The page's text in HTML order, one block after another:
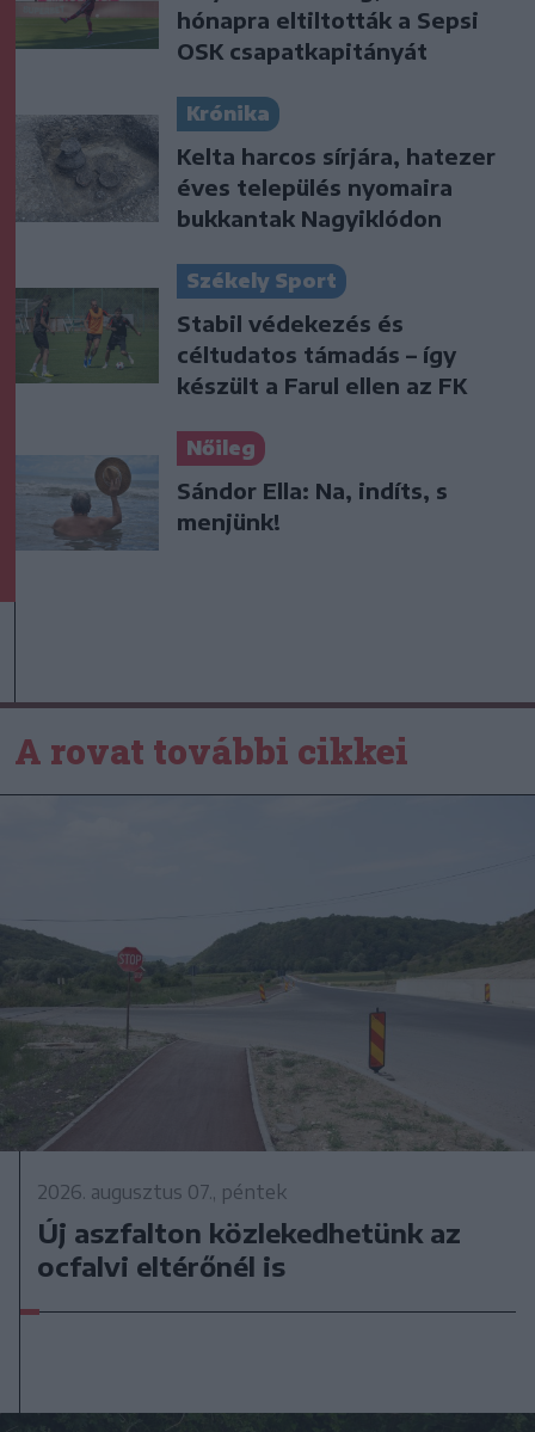
hónapra eltiltották a Sepsi
OSK csapatkapitányát
Krónika
Kelta harcos sírjára, hatezer
éves település nyomaira
bukkantak Nagyiklódon
Székely Sport
Stabil védekezés és
céltudatos támadás – így
készült a Farul ellen az FK
Nőileg
Sándor Ella: Na, indíts, s
menjünk!
A rovat további cikkei
2026. augusztus 07., péntek
Új aszfalton közlekedhetünk az
ocfalvi eltérőnél is